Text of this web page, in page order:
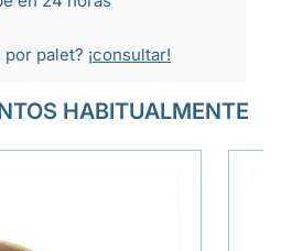
palet? ¡consultar!
HABITUALMENTE